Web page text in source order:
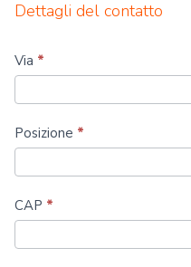
Dettagli del contatto
Via *
Posizione *
CAP *